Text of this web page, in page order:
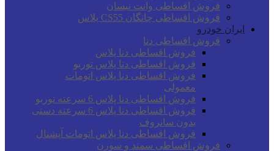
فروش اقساطی وانت نیسان
فروش اقساطی چانگان CS55 پلاس
ایران خودرو
فروش اقساطی دنا
فروش اقساطی دنا پلاس
فروش اقساطی دنا پلاس توربو
فروش اقساطی دنا پلاس اتومات
معمولی
فروش اقساطی دنا پلاس 6 سرعته توربو
فروش اقساطی دنا پلاس 6 سرعته دستی
بدون سانروف
فروش اقساطی دنا پلاس اتومات آپشنال
فروش اقساطی سمند و سورن